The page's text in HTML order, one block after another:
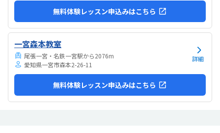
無料体験レッスン申込みはこちら
一宮森本教室
尾張一宮・名鉄一宮駅から2076m
愛知県一宮市森本2-26-11
詳細
無料体験レッスン申込みはこちら